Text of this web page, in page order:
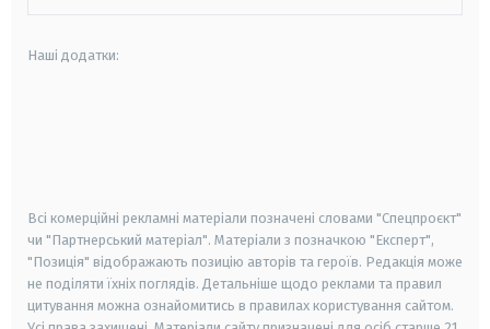
Наші додатки:
Всі комерційні рекламні матеріали позначені словами "Спецпроєкт"
чи "Партнерський матеріал". Матеріали з позначкою "Експерт",
"Позиція" відображають позицію авторів та героїв. Редакція може
не поділяти їхніх поглядів. Детальніше щодо реклами та правил
цитування можна ознайомитись в правилах користування сайтом.